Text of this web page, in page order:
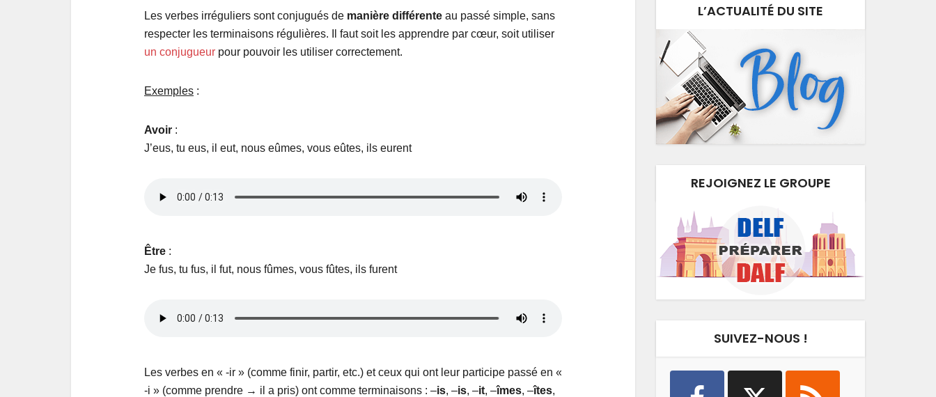
Les verbes irréguliers sont conjugués de manière différente au passé simple, sans
respecter les terminaisons régulières. Il faut soit les apprendre par cœur, soit utiliser
un conjugueur pour pouvoir les utiliser correctement.
Exemples :
Avoir :
J’eus, tu eus, il eut, nous eûmes, vous eûtes, ils eurent
Être :
Je fus, tu fus, il fut, nous fûmes, vous fûtes, ils furent
Les verbes en « -ir » (comme finir, partir, etc.) et ceux qui ont leur participe passé en «
-i » (comme prendre → il a pris) ont comme terminaisons : –is, –is, –it, –îmes, –îtes,
L’ACTUALITÉ DU SITE
REJOIGNEZ LE GROUPE
SUIVEZ-NOUS !